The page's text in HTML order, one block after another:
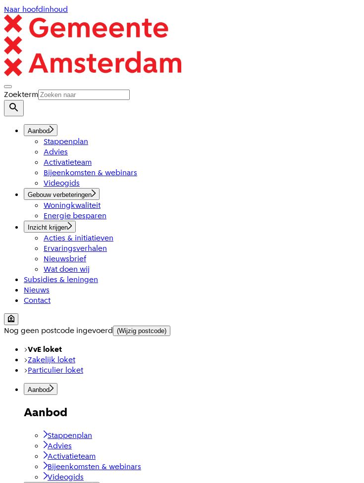
Naar hoofdinhoud
Zoekterm
Aanbod
Stappenplan
Advies
Activatieteam
Bijeenkomsten & webinars
Videogids
Gebouw verbeteringen
Woningkwaliteit
Energie besparen
Inzicht krijgen
Acties & initiatieven
Ervaringsverhalen
Nieuwsbrief
Wat doen wij
Subsidies & leningen
Nieuws
Contact
Nog geen postcode ingevoerd (Wijzig postcode)
VvE loket
Zakelijk loket
Particulier loket
Aanbod
Aanbod
Stappenplan
Advies
Activatieteam
Bijeenkomsten & webinars
Videogids